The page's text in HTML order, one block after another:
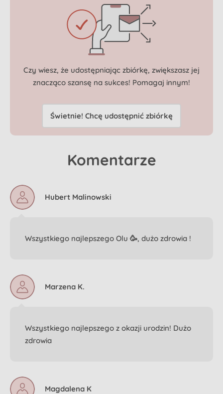
Czy wiesz, że udostępniając zbiórkę, zwiększasz jej
znacząco szansę na sukces! Pomagaj innym!
Świetnie! Chcę udostępnić zbiórkę
Komentarze
Hubert Malinowski
Wszystkiego najlepszego Olu 🥳, dużo zdrowia !
Marzena K.
Wszystkiego najlepszego z okazji urodzin! Dużo
zdrowia
Magdalena K